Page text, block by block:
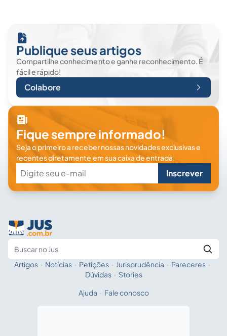
Publique seus artigos
Compartilhe conhecimento e ganhe reconhecimento. É
fácil e rápido!
Colabore
Fique sempre informado!
Seja o primeiro a receber nossas novidades exclusivas e
recentes diretamente em sua caixa de entrada.
Inscrever
Fale com a IA
Artigos · Notícias · Petições · Jurisprudência · Pareceres ·
Dúvidas · Stories
Ajuda · Fale conosco